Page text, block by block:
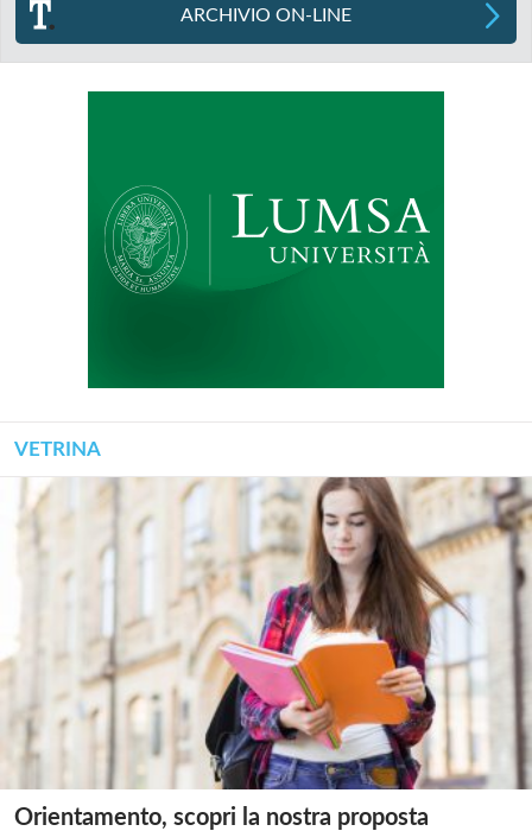
ARCHIVIO ON-LINE
VETRINA
Orientamento, scopri la nostra proposta